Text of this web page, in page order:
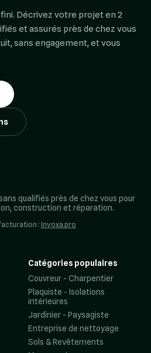
Décrivez votre projet en 2
et assurés près de chez vous
sans engagement, et vous
qualifiés près de chez vous pour
construction et réparation.
: Invoxa.pro
Catégories populaires
Couvreur - Charpentier
Plaquiste - Isolations
intérieures
Jardinier - Paysagiste
Entreprise de nettoyage
Sols & Revêtements